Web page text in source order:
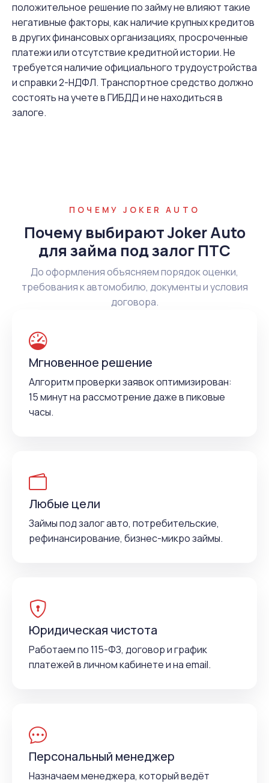
положительное решение по займу не влияют такие
негативные факторы, как наличие крупных кредитов
в других финансовых организациях, просроченные
платежи или отсутствие кредитной истории. Не
требуется наличие официального трудоустройства
и справки 2-НДФЛ. Транспортное средство должно
состоять на учете в ГИБДД и не находиться в
залоге.
ПОЧЕМУ JOKER AUTO
Почему выбирают Joker Auto
для займа под залог ПТС
До оформления объясняем порядок оценки,
требования к автомобилю, документы и условия
договора.
Мгновенное решение
Алгоритм проверки заявок оптимизирован:
15 минут на рассмотрение даже в пиковые
часы.
Любые цели
Займы под залог авто, потребительские,
рефинансирование, бизнес-микро займы.
Юридическая чистота
Работаем по 115-ФЗ, договор и график
платежей в личном кабинете и на email.
Персональный менеджер
Назначаем менеджера, который ведёт